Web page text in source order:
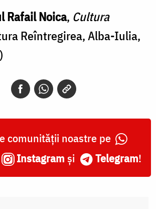
Rafail Noica, Cultura
Reîntregirea, Alba-Iulia,
comunității noastre pe
Instagram și Telegram!